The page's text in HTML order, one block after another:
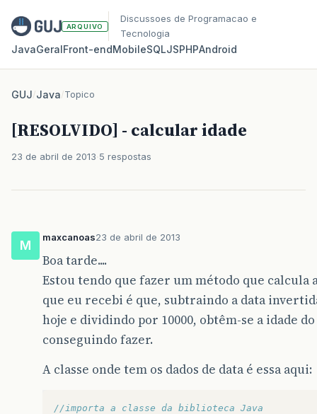
ARQUIVO
Discussoes de Programacao e
Tecnologia
JavaGeralFront‑endMobileSQLJSPHPAndroid
GUJ/Java/Topico
[RESOLVIDO] - calcular idade
23 de abril de 2013 5 respostas
M
maxcanoas23 de abril de 2013
Boa tarde....
Estou tendo que fazer um método que calcula
que eu recebi é que, subtraindo a data
hoje e dividindo por 10000, obtêm-se a idade
conseguindo fazer.
A classe onde tem os dados de data é essa aqui:
//importa a classe da biblioteca Java